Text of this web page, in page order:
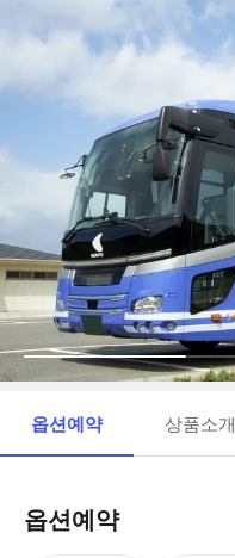
옵션예약 상품소개
옵션예약